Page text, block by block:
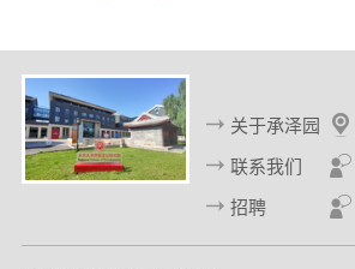
页 页
关于承泽园
联系我们
招聘